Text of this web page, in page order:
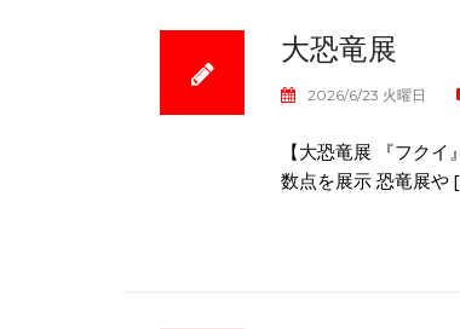
大恐竜展
2026/6/23 火曜日
【大恐竜展 『フク
数点を展示 恐竜展や